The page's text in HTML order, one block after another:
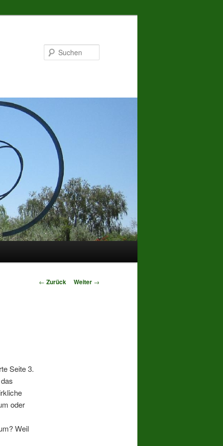
Beitrags-
← Zurück Weiter →
Seite 3.
oder
Weil